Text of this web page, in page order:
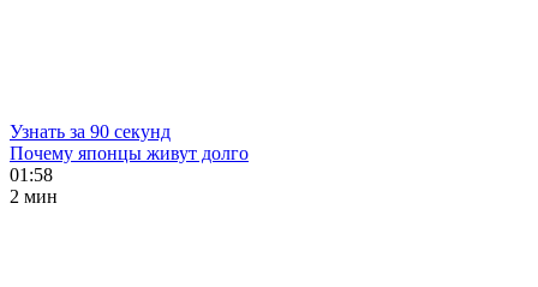
Узнать за 90 секунд
Почему японцы живут долго
01:58
2 мин